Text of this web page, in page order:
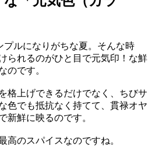
プルになりがちな夏。そんな時
られるのがひと目で元気印！な鮮
のです。
格上げできるだけでなく、ちびサ
色でも抵抗なく持てて、貫禄オヤ
新鮮に映るのです。
高のスパイスなのですね。